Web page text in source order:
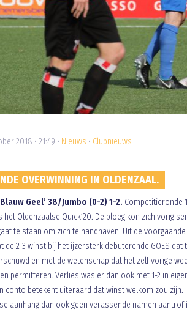
2018 • 21:49 • Nieuws • Clubnieuws
OVERWINNING IN OLDENZAAL.
Geel’ 38/Jumbo (0-2) 1-2. Competitieronde
Oldenzaalse Quick’20. De ploeg kon zich vorig
te staan om zich te handhaven. Uit de
de 2-3 winst bij het ijzersterk debuterende GOES
en met de wetenschap dat het zelf vorige
permitteren. Verlies was er dan ook met 1-2 in
conto betekent uiteraard dat winst welkom zou
aanhang dan ook geen verassende namen aantrof